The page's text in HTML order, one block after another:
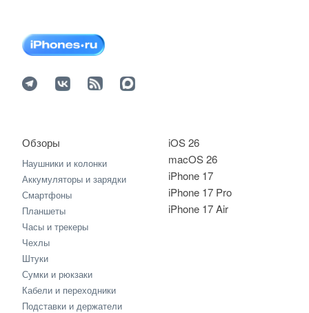
iOS 26
macOS 26
iPhone 17
iPhone 17 Pro
iPhone 17 Air
Обзоры
Наушники и колонки
Аккумуляторы и зарядки
Смартфоны
Планшеты
Часы и трекеры
Чехлы
Штуки
Сумки и рюкзаки
Кабели и переходники
Подставки и держатели